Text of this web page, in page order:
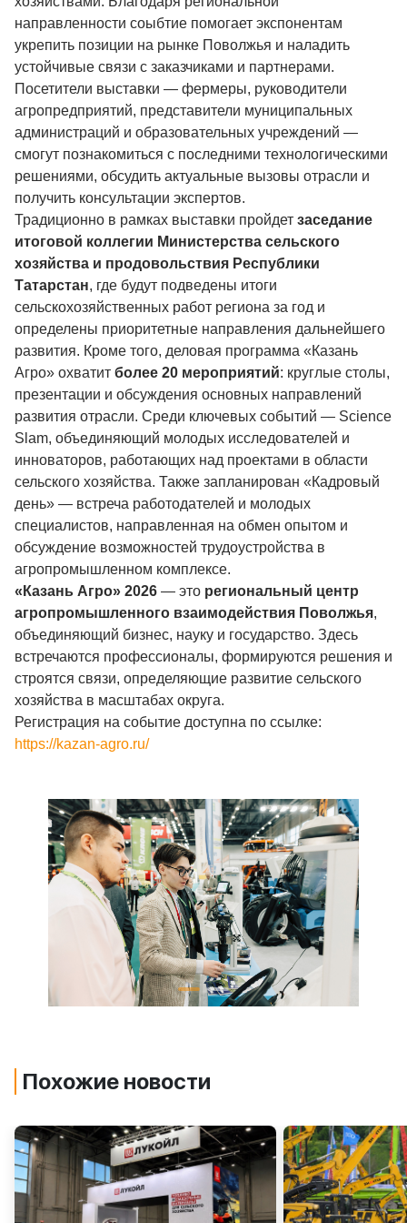
направленности соыбтие помогает экспонентам
укрепить позиции на рынке Поволжья и наладить
устойчивые связи с заказчиками и партнерами.
Посетители выставки — фермеры, руководители
агропредприятий, представители муниципальных
администраций и образовательных учреждений —
смогут познакомиться с последними технологическими
решениями, обсудить актуальные вызовы отрасли и
получить консультации экспертов.
Традиционно в рамках выставки пройдет заседание
итоговой коллегии Министерства сельского
хозяйства и продовольствия Республики
Татарстан, где будут подведены итоги
сельскохозяйственных работ региона за год и
определены приоритетные направления дальнейшего
развития. Кроме того, деловая программа «Казань
Агро» охватит более 20 мероприятий: круглые столы,
презентации и обсуждения основных направлений
развития отрасли. Среди ключевых событий — Science
Slam, объединяющий молодых исследователей и
инноваторов, работающих над проектами в области
сельского хозяйства. Также запланирован «Кадровый
день» — встреча работодателей и молодых
специалистов, направленная на обмен опытом и
обсуждение возможностей трудоустройства в
агропромышленном комплексе.
«Казань Агро» 2026 — это региональный центр
агропромышленного взаимодействия Поволжья,
объединяющий бизнес, науку и государство. Здесь
встречаются профессионалы, формируются решения и
строятся связи, определяющие развитие сельского
хозяйства в масштабах округа.
Регистрация на событие доступна по ссылке:
https://kazan-agro.ru/
Похожие новости